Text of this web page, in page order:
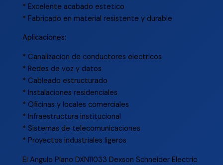
* Excelente acabado estetico
* Fabricado en material resistente y durable
Aplicaciones:
* Canalizacion de conductores electricos
* Redes de voz y datos
* Cableado estructurado
* Instalaciones residenciales
* Oficinas y locales comerciales
* Infraestructura institucional
* Sistemas de telecomunicaciones
* Proyectos industriales ligeros
El Angulo Plano DXN11033 Dexson Schneider Electric